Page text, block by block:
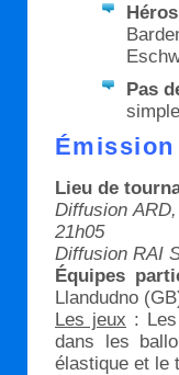
Pas
Émission
Lieu de
Diffusion
21h05
Diffusion RAI
Équipes
Llandudno
Les jeux :
dans les
élastique et le